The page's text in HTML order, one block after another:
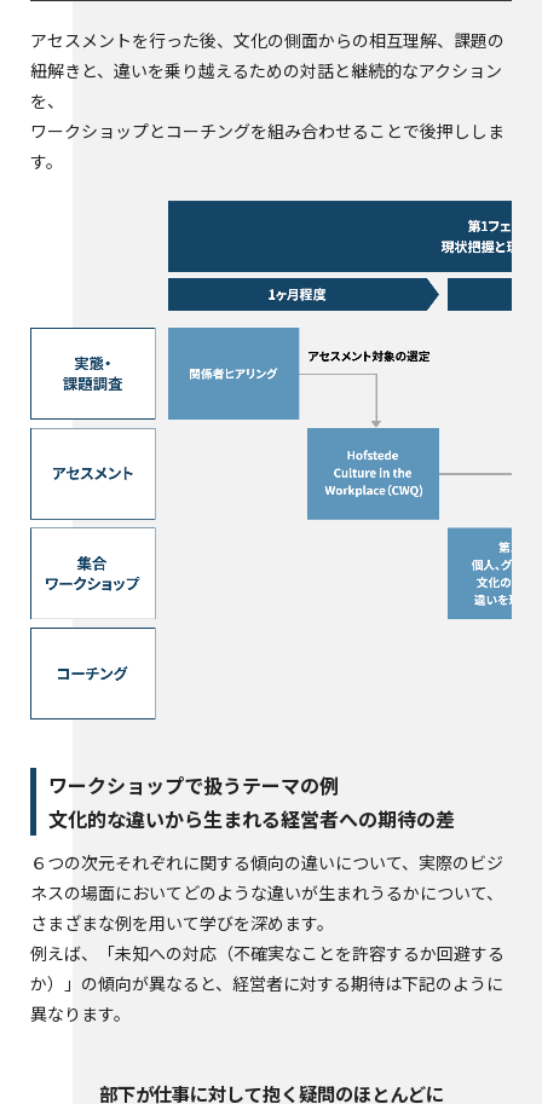
アセスメントを行った後、文化の側面からの相互理解、課題の
紐解きと、違いを乗り越えるための対話と継続的なアクション
を、
ワークショップとコーチングを組み合わせることで後押ししま
す。
ワークショップで扱うテーマの例
文化的な違いから生まれる経営者への期待の差
６つの次元それぞれに関する傾向の違いについて、実際のビジ
ネスの場面においてどのような違いが生まれうるかについて、
さまざまな例を用いて学びを深めます。
例えば、「未知への対応（不確実なことを許容するか回避する
か）」の傾向が異なると、経営者に対する期待は下記のように
異なります。
部下が仕事に対して抱く疑問のほとんどに